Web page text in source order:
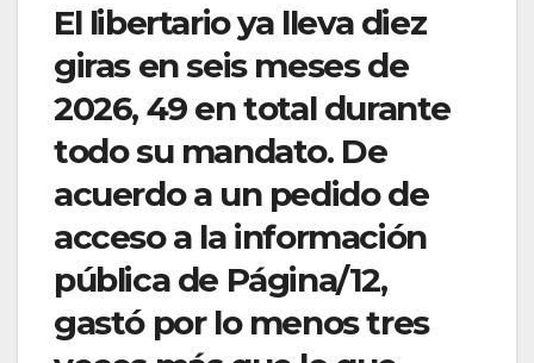
El libertario ya lleva diez
giras en seis meses de
2026, 49 en total durante
todo su mandato. De
acuerdo a un pedido de
acceso a la información
pública de Página/12,
gastó por lo menos tres